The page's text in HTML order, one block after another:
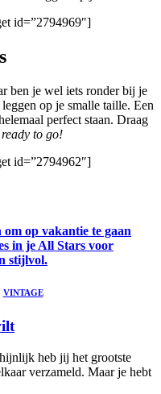
id=”2794969″]
ben je wel iets ronder bij je
op je smalle taille. Een
perfect staan. Draag
ready to go!
id=”2794962″]
op vakantie te gaan
in je All Stars voor
stijlvol.
VINTAGE
heb jij het grootste
verzameld. Maar je hebt